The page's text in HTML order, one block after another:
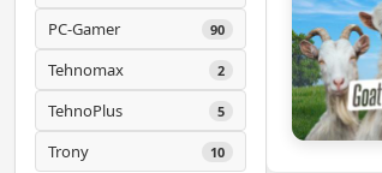
PC-Gamer 90
Tehnomax 2
TehnoPlus 5
Trony 10